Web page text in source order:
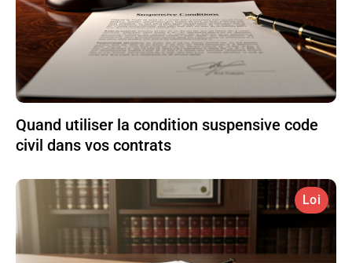
Quand utiliser la condition suspensive code
civil dans vos contrats
Loi